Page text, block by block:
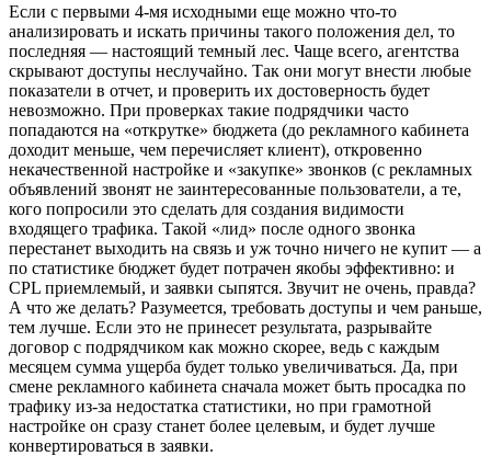
Если с первыми 4-мя исходными еще можно что-то
анализировать и искать причины такого положения дел, то
последняя — настоящий темный лес. Чаще всего, агентства
скрывают доступы неслучайно. Так они могут внести любые
показатели в отчет, и проверить их достоверность будет
невозможно. При проверках такие подрядчики часто
попадаются на «открутке» бюджета (до рекламного кабинета
доходит меньше, чем перечисляет клиент), откровенно
некачественной настройке и «закупке» звонков (с рекламных
объявлений звонят не заинтересованные пользователи, а те,
кого попросили это сделать для создания видимости
входящего трафика. Такой «лид» после одного звонка
перестанет выходить на связь и уж точно ничего не купит — а
по статистике бюджет будет потрачен якобы эффективно: и
CPL приемлемый, и заявки сыпятся. Звучит не очень, правда?
А что же делать? Разумеется, требовать доступы и чем раньше,
тем лучше. Если это не принесет результата, разрывайте
договор с подрядчиком как можно скорее, ведь с каждым
месяцем сумма ущерба будет только увеличиваться. Да, при
смене рекламного кабинета сначала может быть просадка по
трафику из-за недостатка статистики, но при грамотной
настройке он сразу станет более целевым, и будет лучше
конвертироваться в заявки.